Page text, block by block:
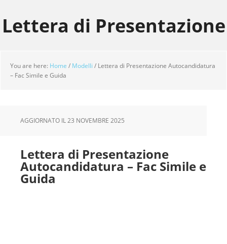
to
main
to
primary
to
footer
Lettera di Presentazione
You are here: Home / Modelli / Lettera di Presentazione Autocandidatura
– Fac Simile e Guida
AGGIORNATO IL23 NOVEMBRE 2025
Lettera di Presentazione
Autocandidatura – Fac Simile e
Guida